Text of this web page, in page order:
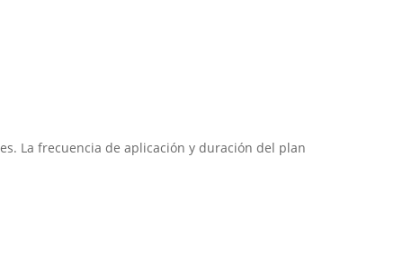
La frecuencia de aplicación y duración del plan